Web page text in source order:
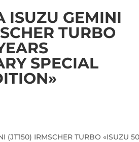
ISUZU GEMINI
TURBO
SPECIAL
(JT150) IRMSCHER TURBO «ISUZU